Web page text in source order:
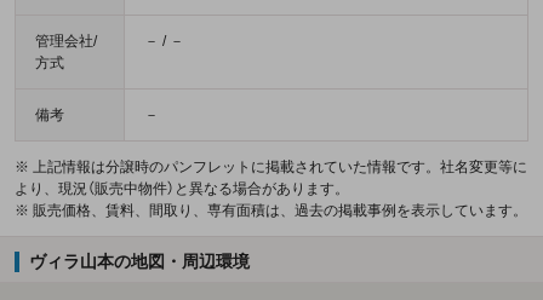
管理会社/
方式
－ / －
備考 －
※ 上記情報は分譲時のパンフレットに掲載されていた情報です。社名変更等に
より、現況（販売中物件）と異なる場合があります。
※ 販売価格、賃料、間取り、専有面積は、過去の掲載事例を表示しています。
ヴィラ山本の地図・周辺環境